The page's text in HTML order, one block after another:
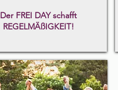
Der FREI DAY schafft
REGELMÄßIGKEIT!